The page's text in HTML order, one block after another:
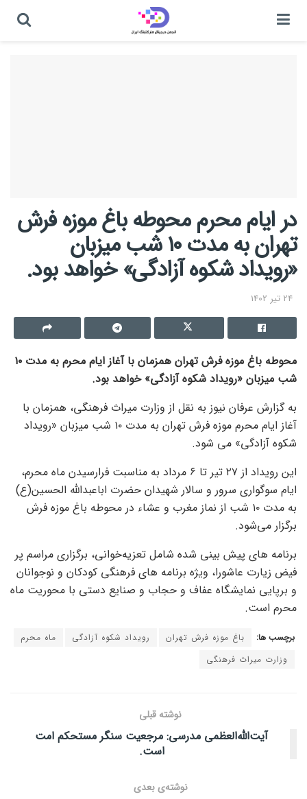
در ایام محرم محوطه باغ موزه فرش
تهران به مدت ۱۰ شب میزبان
«رویداد شکوه آزادگی» خواهد بود.
24 تیر 1402
محوطه باغ موزه فرش تهران همزمان با آغاز ایام محرم به مدت ۱۰
شب میزبان «رویداد شکوه آزادگی» خواهد بود.
به گزارش عرفان نیوز به نقل از وزارت میراث فرهنگی، همزمان با
آغاز ایام محرم موزه فرش تهران به مدت ۱۰ شب میزبان «رویداد
شکوه آزادگی» می شود.
این رویداد از ۲۷ تیر تا ۶ مرداد به مناسبت فرارسیدن ماه محرم،
ایام سوگواری سرور و سالار شهیدان حضرت اباعبدالله الحسین(ع)
به مدت ۱۰ شب از نماز مغرب و عشاء در محوطه باغ موزه فرش
برگزار می‌شود.
برنامه های پیش بینی شده شامل تعزیه‌خوانی، برگزاری مراسم پر
فیض زیارت عاشورا،‌ ویژه برنامه های فرهنگی کودکان و نوجوانان
و برپایی نمایشگاه عفاف و حجاب و صنایع دستی با محوریت ماه
محرم است.
برچسب ها: باغ موزه فرش تهران رویداد شکوه آزادگی
ماه محرم
وزارت میراث فرهنگی
نوشته قبلی
آیت‌الله‌العظمی مدرسی: مرجعیت سنگر مستحکم امت
است.
نوشته‌ی بعدی